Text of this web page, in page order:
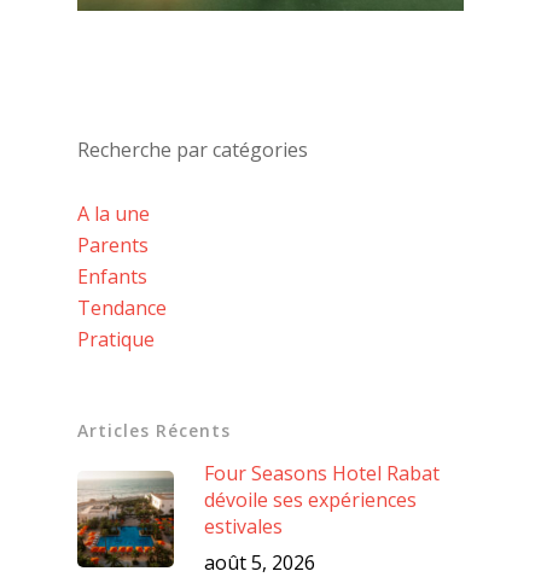
Recherche par catégories
A la une
Parents
Enfants
Tendance
Pratique
Articles Récents
Four Seasons Hotel Rabat
dévoile ses expériences
estivales
août 5, 2026